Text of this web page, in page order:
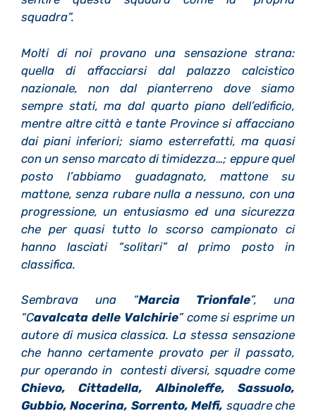
squadra”.
Molti di noi provano una sensazione strana:
quella di affacciarsi dal palazzo calcistico
nazionale, non dal pianterreno dove siamo
sempre stati, ma dal quarto piano dell’edificio,
mentre altre città e tante Province si affacciano
dai piani inferiori; siamo esterrefatti, ma quasi
con un senso marcato di timidezza…; eppure quel
posto l’abbiamo guadagnato, mattone su
mattone, senza rubare nulla a nessuno, con una
progressione, un entusiasmo ed una sicurezza
che per quasi tutto lo scorso campionato ci
hanno lasciati “solitari” al primo posto in
classifica.
Sembrava una “Marcia Trionfale”, una
“Cavalcata delle Valchirie” come si esprime un
autore di musica classica. La stessa sensazione
che hanno certamente provato per il passato,
pur operando in contesti diversi, squadre come
Chievo, Cittadella, Albinoleffe, Sassuolo,
Gubbio, Nocerina, Sorrento, Melfi, squadre che